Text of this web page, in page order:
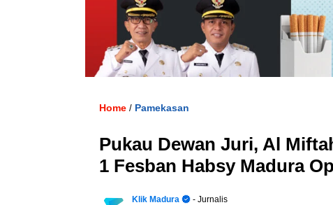
Home / Pamekasan
Pukau Dewan Juri, Al
1 Fesban Habsy Madura
Klik Madura
- Jurnalis